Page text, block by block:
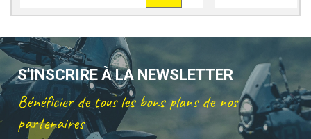
S'INSCRIRE À LA NEWSLETTER
Bénéficier de tous les bons plans de nos
partenaires